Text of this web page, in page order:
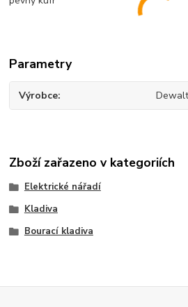
Parametry
Výrobce
Zboží zařazeno v kategoriích
Elektrické nářadí
Kladiva
Bourací kladiva